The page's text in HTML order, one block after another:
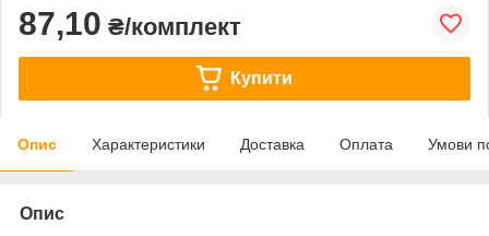
87,10 ₴/комплект
Купити
Опис Характеристики Доставка Оплата Умови
Опис